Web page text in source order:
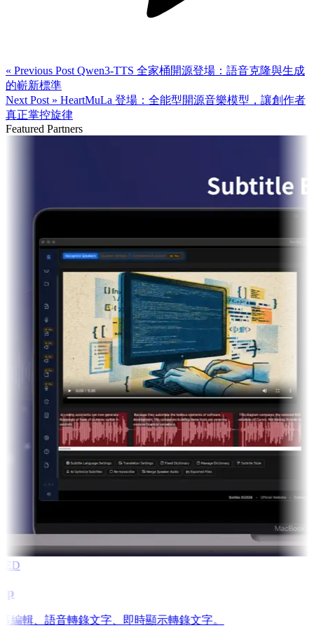
« Previous Post Qwen3-TTS 全家桶開源登場：語音克隆與生成
的嶄新標準
Next Post » HeartMuLa 登場：全能型開源音樂模型，讓創作者
真正掌控旋律
Featured Partners
編輯、語音轉錄文字、即時顯示轉錄文字。